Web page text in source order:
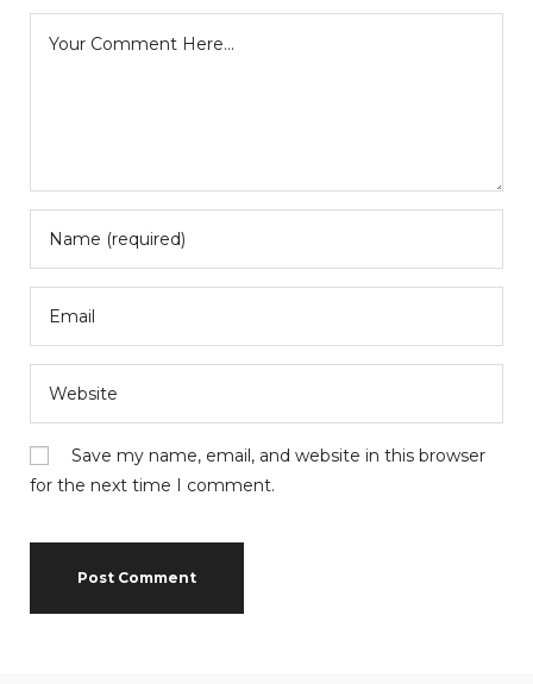
Save my name, email, and website in this browser
for the next time I comment.